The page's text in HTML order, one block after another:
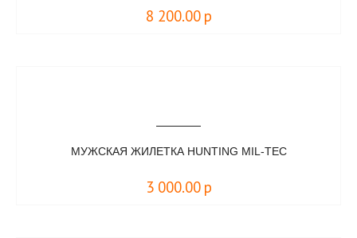
8 200.00 р
МУЖСКАЯ ЖИЛЕТКА HUNTING MIL-TEC
3 000.00 р